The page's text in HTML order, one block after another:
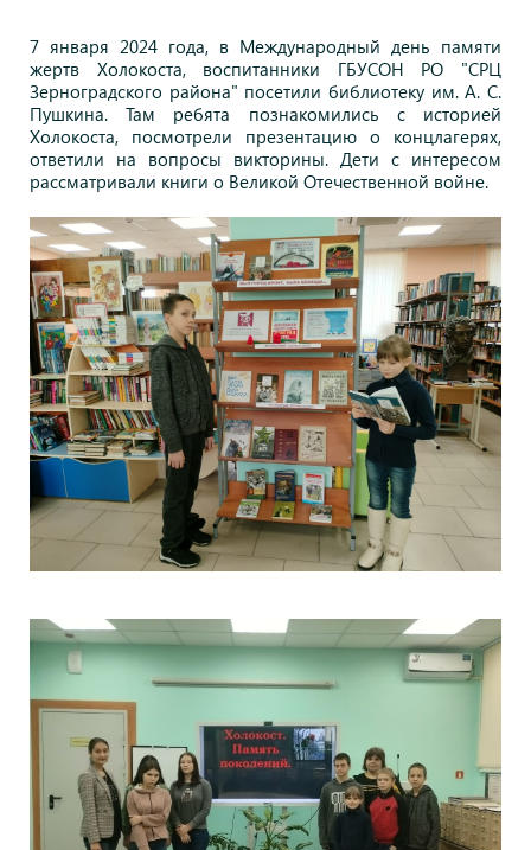
7 января 2024 года, в Международный день памяти
жертв Холокоста, воспитанники ГБУСОН РО "СРЦ
Зерноградского района" посетили библиотеку им. А. С.
Пушкина. Там ребята познакомились с историей
Холокоста, посмотрели презентацию о концлагерях,
ответили на вопросы викторины. Дети с интересом
рассматривали книги о Великой Отечественной войне.